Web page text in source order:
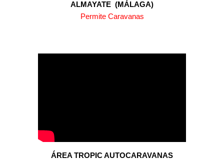
ALMAYATE (MÁLAGA)
Permite Caravanas
ÁREA TROPIC AUTOCARAVANAS